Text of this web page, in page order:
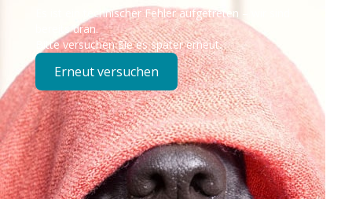
Es ist ein technischer Fehler aufgetreten – wir sind
bereits dran.
Bitte versuchen Sie es später erneut.
Erneut versuchen